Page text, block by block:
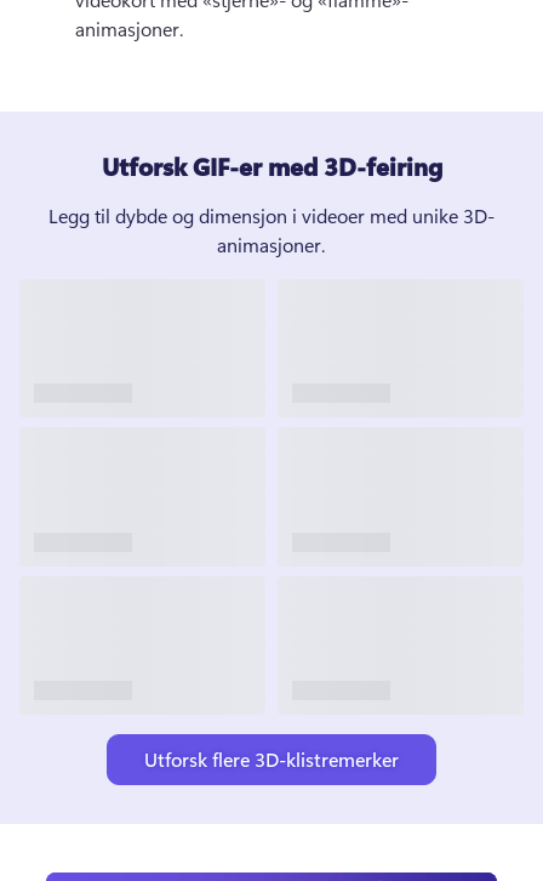
animasjoner.
Utforsk GIF-er med 3D-feiring
Legg til dybde og dimensjon i videoer med unike 3D-
animasjoner.
Utforsk flere 3D-klistremerker